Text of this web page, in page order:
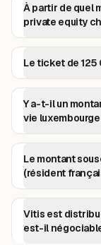
À partir de quel
private equity
Le ticket de
Y a-t-il un
vie
Le montant
(résident
Vitis est
est-il